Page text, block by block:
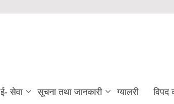
ई- सेवा सूचना तथा जानकारी ग्यालरी विपद